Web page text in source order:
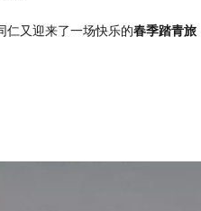
仁又迎来了一场快乐的春季踏青旅